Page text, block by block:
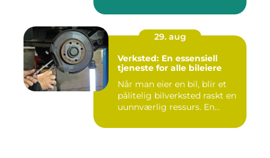
29. aug
Verksted: En essensiell
tjeneste for alle bileiere
Når man eier en bil, blir et
pålitelig bilverksted raskt en
uunnværlig ressurs. En...